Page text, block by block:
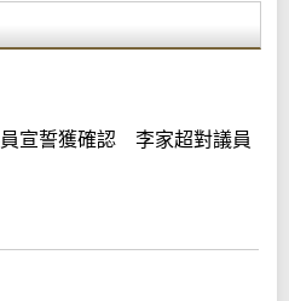
宣誓獲確認 李家超對議員